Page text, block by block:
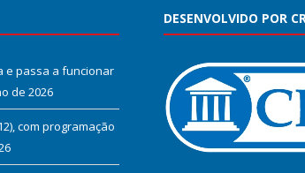
e passa a funcionar
de 2026
com programação
DESENVOLVIDO POR